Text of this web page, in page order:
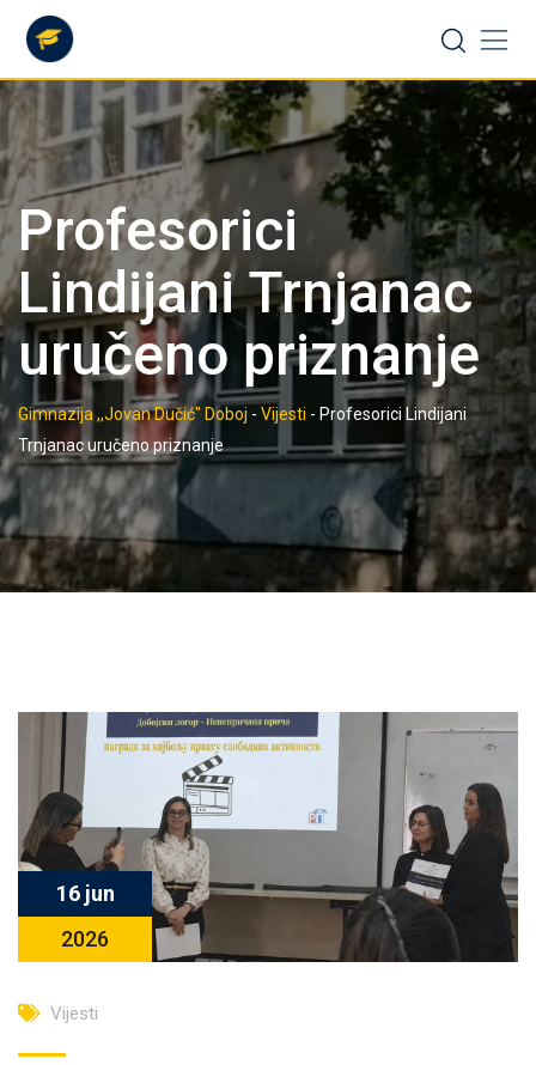
content
Profesorici
Lindijani Trnjanac
uručeno priznanje
Gimnazija ,,Jovan Dučić" Doboj - Vijesti - Profesorici Lindijani
Trnjanac uručeno priznanje
16 jun
2026
Vijesti